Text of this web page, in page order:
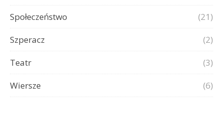
Społeczeństwo
(21)
Szperacz
(2)
Teatr
(3)
Wiersze
(6)